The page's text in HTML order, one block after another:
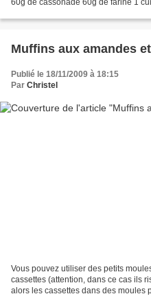
Muffins aux amandes
Publié le 18/11/2009 à 18:15
Par Christel
Vous pouvez utiliser des petits
cassettes (attention, dans ce cas ils
alors les cassettes dans des moules